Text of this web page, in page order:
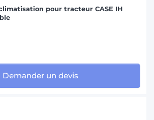
pour tracteur CASE IH
Demander un devis